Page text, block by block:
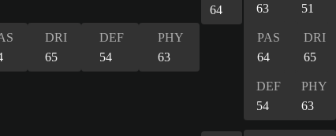
DRI
65
DEF
54
PHY
63
64
63
51
PAS
64
DRI
65
DEF
54
PHY
63